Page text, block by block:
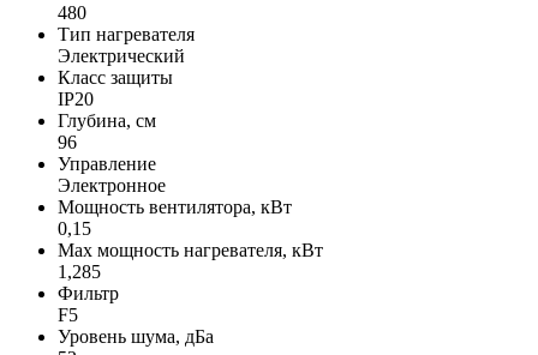
480
Тип нагревателя
Электрический
Класс защиты
IP20
Глубина, см
96
Управление
Электронное
Мощность вентилятора, кВт
0,15
Max мощность нагревателя, кВт
1,285
Фильтр
F5
Уровень шума, дБа